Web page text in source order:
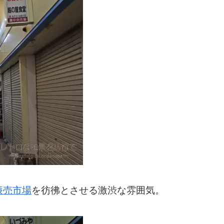
売市場を彷彿とさせる激渋な雰囲気。